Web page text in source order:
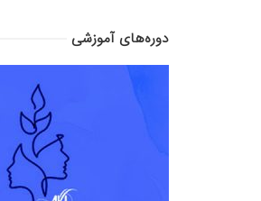
دوره‌های آموزشی